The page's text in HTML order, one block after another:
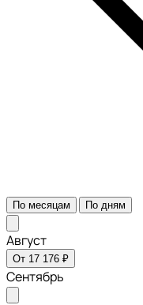
По месяцам По дням
Август
От 17 176 ₽
Сентябрь